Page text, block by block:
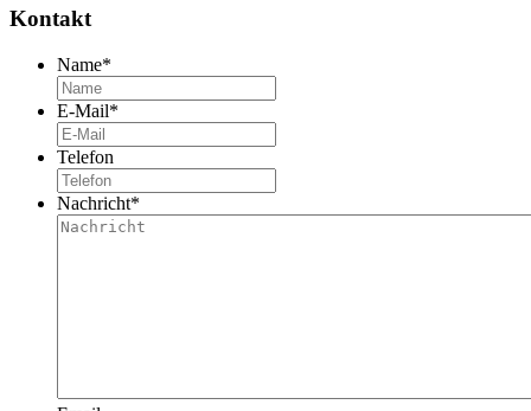
Kontakt
Name*
E-Mail*
Telefon
Nachricht*